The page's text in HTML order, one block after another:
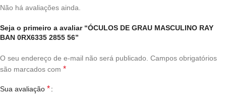
Não há avaliações ainda.
Seja o primeiro a avaliar “ÓCULOS DE GRAU MASCULINO RAY
BAN 0RX6335 2855 56”
O seu endereço de e-mail não será publicado. Campos obrigatórios
são marcados com *
Sua avaliação *